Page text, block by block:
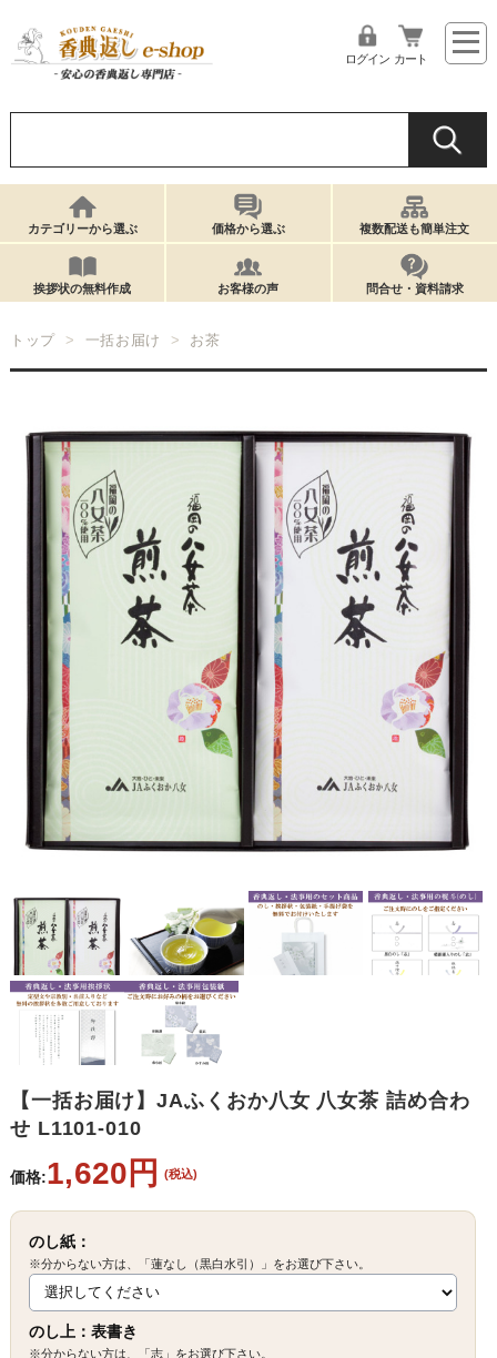
ログイン カート
カテゴリーから選ぶ 価格から選ぶ 複数配送も簡単注文
挨拶状の無料作成 お客様の声 問合せ・資料請求
トップ 一括お届け お茶
【一括お届け】JAふくおか八女 八女茶 詰め合わ
せ L1101-010
価格:1,620円 (税込)
のし紙：
※分からない方は、「蓮なし（黒白水引）」をお選び下さい。
のし上：表書き
※分からない方は、「志」をお選び下さい。